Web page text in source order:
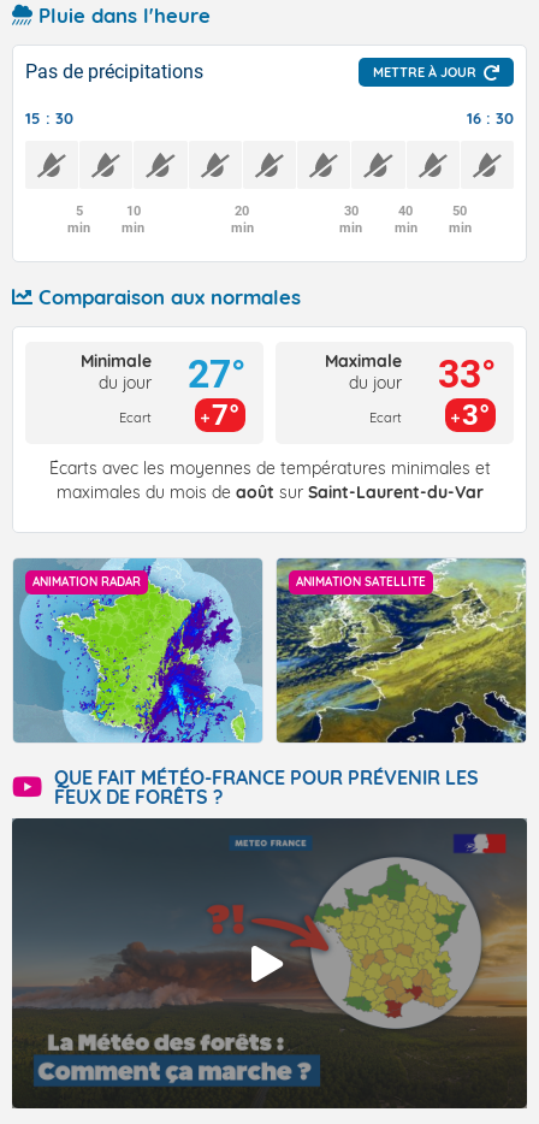
Pluie dans l'heure
Pas de précipitations METTRE À JOUR
15 : 30 16 : 30
5
min
10
min
20
min
30
min
40
min
50
min
Comparaison aux normales
Minimale
du jour
Ecart
27°
7°
Maximale
du jour
Ecart
33°
3°
Écarts avec les moyennes de températures minimales et
maximales du mois de août sur Saint-Laurent-du-Var
ANIMATION RADAR ANIMATION SATELLITE
QUE FAIT MÉTÉO-FRANCE POUR PRÉVENIR LES
FEUX DE FORÊTS ?